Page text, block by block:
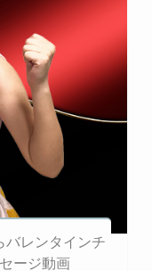
バレンタインチ
ージ動画